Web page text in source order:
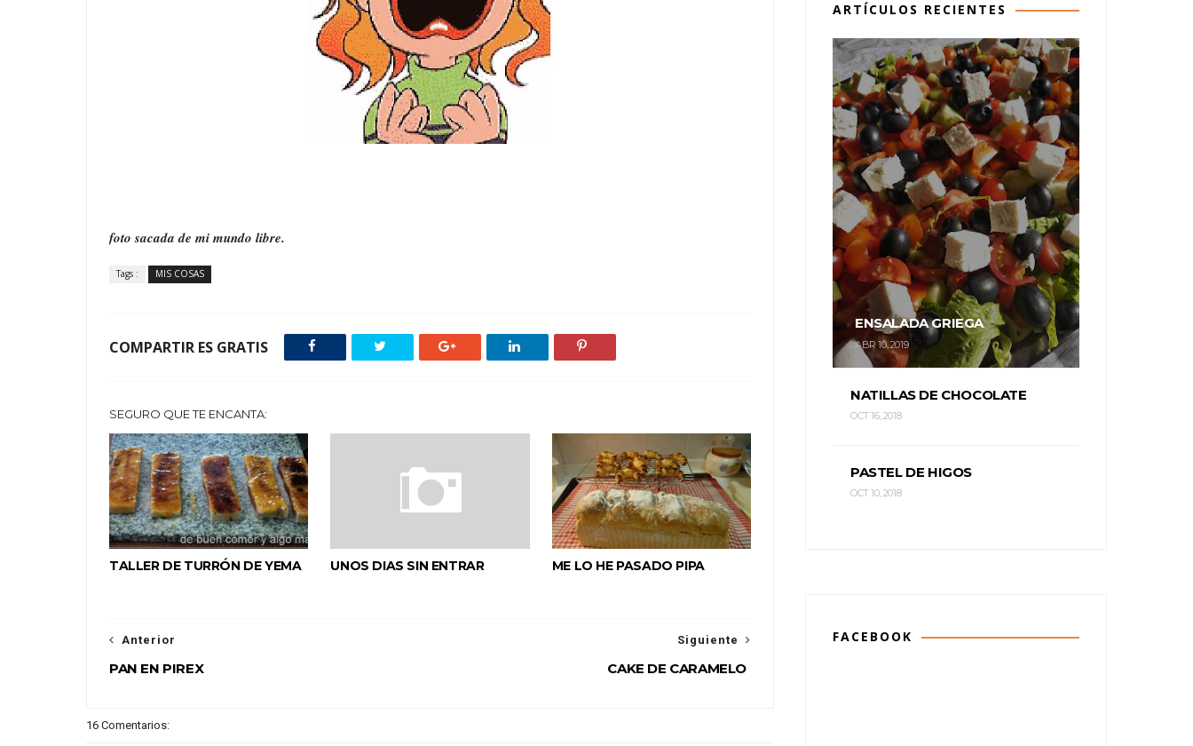
foto sacada de mi mundo libre.
Tags : MIS COSAS
COMPARTIR ES GRATIS
SEGURO QUE TE ENCANTA:
TALLER DE TURRÓN DE YEMA UNOS DIAS SIN ENTRAR ME LO HE PASADO PIPA
Siguiente
CAKE DE CARAMELO
Anterior
PAN EN PIREX
16 Comentarios:
ARTÍCULOS RECIENTES
ENSALADA GRIEGA
ABR 10, 2019
NATILLAS DE CHOCOLATE
OCT 16, 2018
PASTEL DE HIGOS
OCT 10, 2018
FACEBOOK